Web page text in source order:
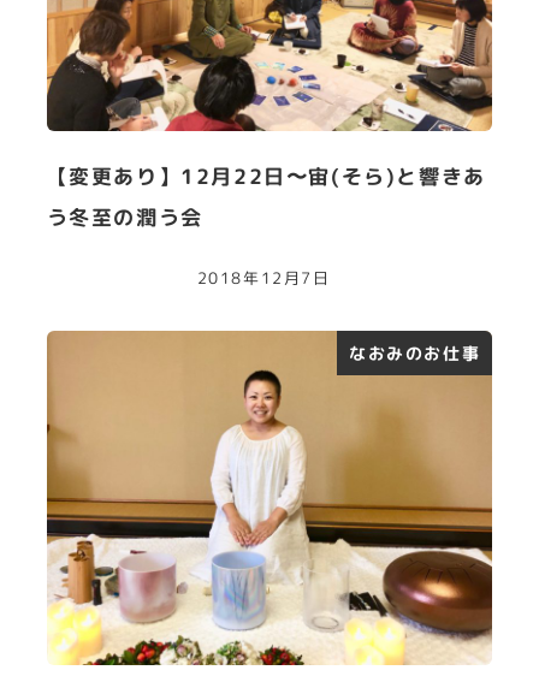
【変更あり】12月22日〜宙(そら)と響きあ
う冬至の潤う会
2018年12月7日
なおみのお仕事